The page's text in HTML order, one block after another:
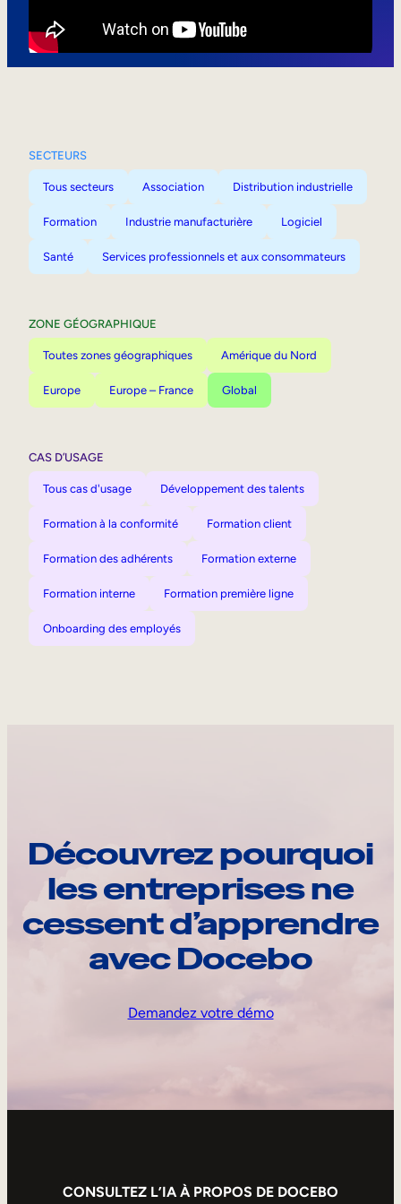
SECTEURS
Tous secteurs Association Distribution industrielle
Formation Industrie manufacturière Logiciel
Santé Services professionnels et aux consommateurs
ZONE GÉOGRAPHIQUE
Toutes zones géographiques Amérique du Nord
Europe Europe – France Global
CAS D’USAGE
Tous cas d'usage Développement des talents
Formation à la conformité Formation client
Formation des adhérents Formation externe
Formation interne Formation première ligne
Onboarding des employés
Découvrez pourquoi
les entreprises ne
cessent d’apprendre
avec Docebo
Demandez votre démo
CONSULTEZ L’IA À PROPOS DE DOCEBO